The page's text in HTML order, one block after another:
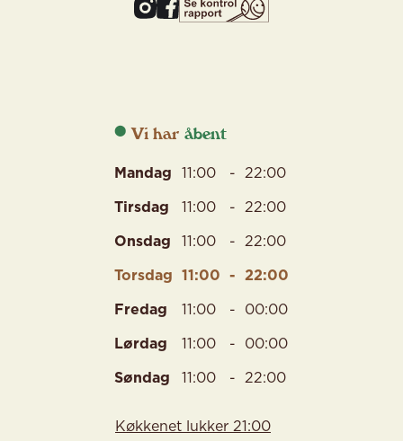
Vi har
Mandag 11:00 - 22:00
Tirsdag 11:00 - 22:00
Onsdag 11:00 - 22:00
Torsdag 11:00 - 22:00
Fredag 11:00 - 00:00
Lørdag 11:00 - 00:00
Søndag 11:00 - 22:00
Køkkenet lukker 21:00